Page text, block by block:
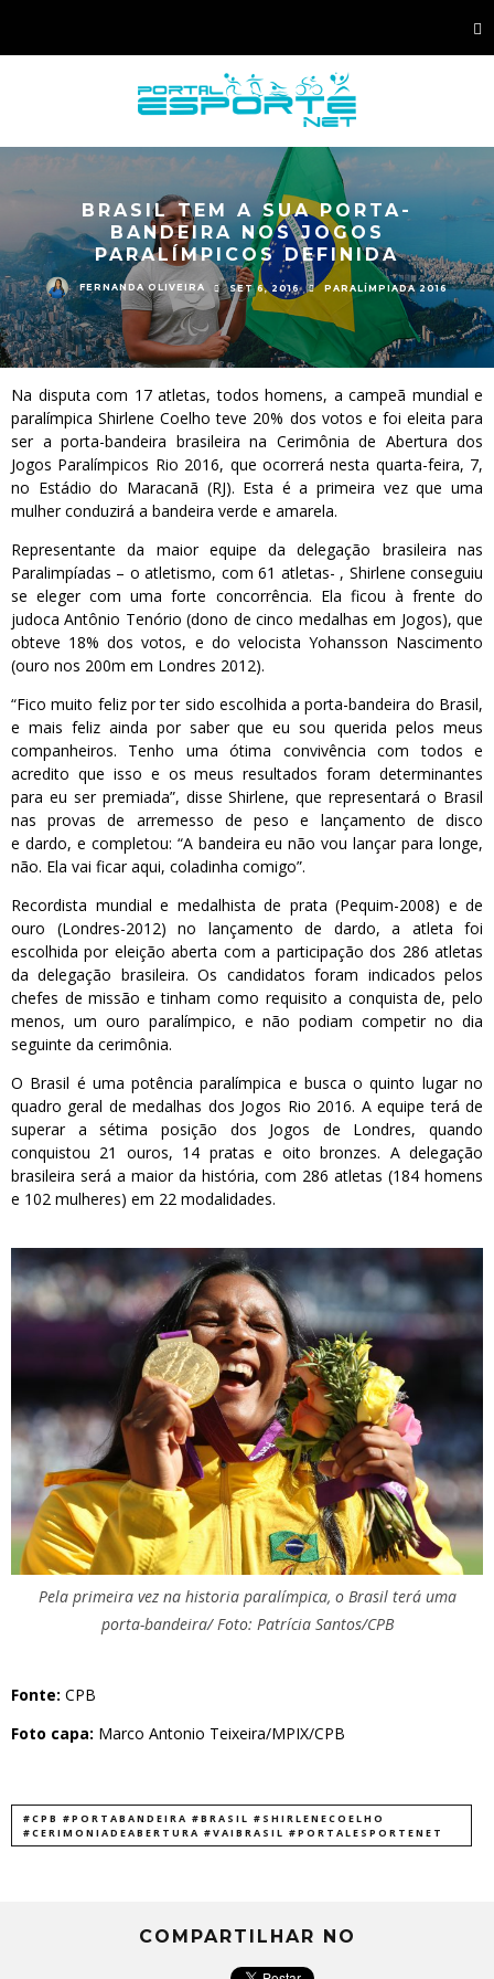
BRASIL TEM A SUA PORTA-
BANDEIRA NOS JOGOS
PARALÍMPICOS DEFINIDA
FERNANDA OLIVEIRA SET 6, 2016 PARALÍMPIADA 2016
Na disputa com 17 atletas, todos homens, a campeã mundial e
paralímpica Shirlene Coelho teve 20% dos votos e foi eleita para
ser a porta-bandeira brasileira na Cerimônia de Abertura dos
Jogos Paralímpicos Rio 2016, que ocorrerá nesta quarta-feira, 7,
no Estádio do Maracanã (RJ). Esta é a primeira vez que uma
mulher conduzirá a bandeira verde e amarela.
Representante da maior equipe da delegação brasileira nas
Paralimpíadas – o atletismo, com 61 atletas- , Shirlene conseguiu
se eleger com uma forte concorrência. Ela ficou à frente do
judoca Antônio Tenório (dono de cinco medalhas em Jogos), que
obteve 18% dos votos, e do velocista Yohansson Nascimento
(ouro nos 200m em Londres 2012).
“Fico muito feliz por ter sido escolhida a porta-bandeira do Brasil,
e mais feliz ainda por saber que eu sou querida pelos meus
companheiros. Tenho uma ótima convivência com todos e
acredito que isso e os meus resultados foram determinantes
para eu ser premiada”, disse Shirlene, que representará o Brasil
nas provas de arremesso de peso e lançamento de disco
e dardo, e completou: “A bandeira eu não vou lançar para longe,
não. Ela vai ficar aqui, coladinha comigo”.
Recordista mundial e medalhista de prata (Pequim-2008) e de
ouro (Londres-2012) no lançamento de dardo, a atleta foi
escolhida por eleição aberta com a participação dos 286 atletas
da delegação brasileira. Os candidatos foram indicados pelos
chefes de missão e tinham como requisito a conquista de, pelo
menos, um ouro paralímpico, e não podiam competir no dia
seguinte da cerimônia.
O Brasil é uma potência paralímpica e busca o quinto lugar no
quadro geral de medalhas dos Jogos Rio 2016. A equipe terá de
superar a sétima posição dos Jogos de Londres, quando
conquistou 21 ouros, 14 pratas e oito bronzes. A delegação
brasileira será a maior da história, com 286 atletas (184 homens
e 102 mulheres) em 22 modalidades.
Pela primeira vez na historia paralímpica, o Brasil terá uma
porta-bandeira/ Foto: Patrícia Santos/CPB
Fonte: CPB
Foto capa: Marco Antonio Teixeira/MPIX/CPB
#CPB #PORTABANDEIRA #BRASIL #SHIRLENECOELHO
#CERIMONIADEABERTURA #VAIBRASIL #PORTALESPORTENET
COMPARTILHAR NO